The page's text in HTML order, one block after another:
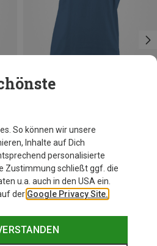
So können wir unsere
Inhalte auf Dich
personalisierte
Zustimmung schließt ggf. die
u.a. auch in den USA ein.
der Google Privacy Site.